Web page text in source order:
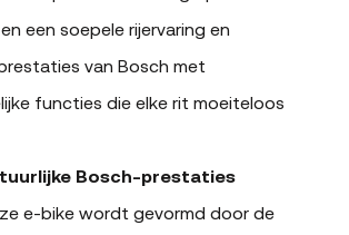
een soepele rijervaring en
van Bosch met
functies die elke rit moeiteloos
Bosch-prestaties
e-bike wordt gevormd door de